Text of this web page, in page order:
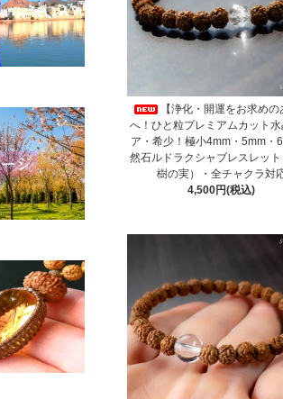
【浄化・開運をお求めの
へ！ひと粒プレミアムカット水
ア・希少！極小4mm・5mm・
然石ルドラクシャブレスレット
樹の実）・全チャクラ対
4,500円(税込)